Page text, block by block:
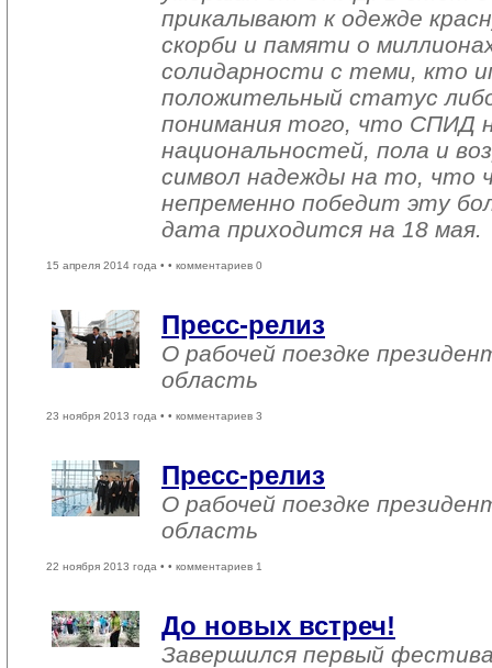
прикалывают к одежде
скорби и памяти о
солидарности с теми, кто
положительный статус
понимания того, что СПИД
национальностей, пола и
символ надежды на то, что
непременно победит эту
дата приходится на 18 мая.
15 апреля 2014 года • • комментариев 0
Пресс-релиз
О рабочей поездке
область
23 ноября 2013 года • • комментариев 3
Пресс-релиз
О рабочей поездке
область
22 ноября 2013 года • • комментариев 1
До новых встреч!
Завершился первый